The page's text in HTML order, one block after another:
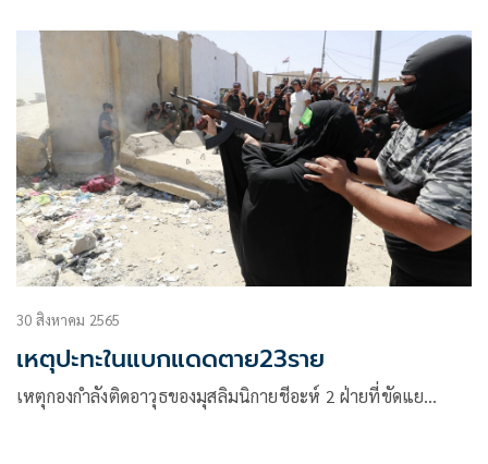
30 สิงหาคม 2565
เหตุปะทะในแบกแดดตาย23ราย
เหตุกองกำลังติดอาวุธของมุสลิมนิกายชีอะห์ 2 ฝ่ายที่ขัดแย…